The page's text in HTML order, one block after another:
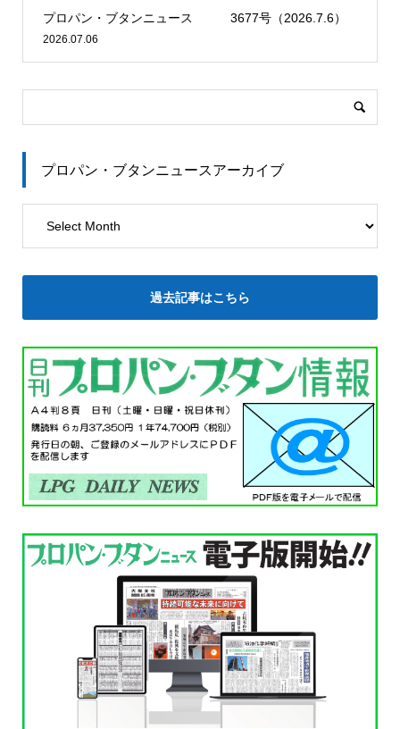
プロパン・ブタンニュース 3677号（2026.7.6）
2026.07.06
プロパン・ブタンニュースアーカイブ
過去記事はこちら